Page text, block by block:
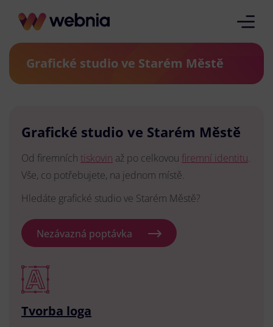
Grafické studio ve Starém Městě
Grafické studio ve Starém Městě
Od firemních tiskovin až po celkovou firemní identitu.
Vše, co potřebujete, na jednom místě.
Hledáte grafické studio ve Starém Městě?
Nezávazná poptávka
Tvorba loga